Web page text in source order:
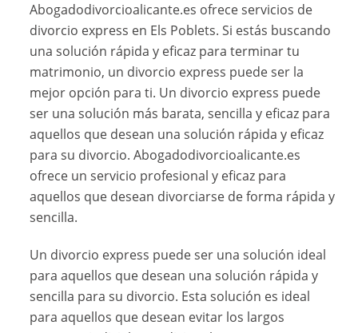
Abogadodivorcioalicante.es ofrece servicios de
divorcio express en Els Poblets. Si estás buscando
una solución rápida y eficaz para terminar tu
matrimonio, un divorcio express puede ser la
mejor opción para ti. Un divorcio express puede
ser una solución más barata, sencilla y eficaz para
aquellos que desean una solución rápida y eficaz
para su divorcio. Abogadodivorcioalicante.es
ofrece un servicio profesional y eficaz para
aquellos que desean divorciarse de forma rápida y
sencilla.
Un divorcio express puede ser una solución ideal
para aquellos que desean una solución rápida y
sencilla para su divorcio. Esta solución es ideal
para aquellos que desean evitar los largos